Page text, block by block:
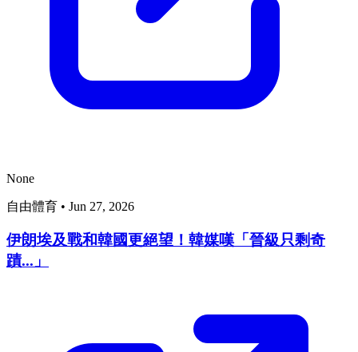
None
自由體育 • Jun 27, 2026
伊朗埃及戰和韓國更絕望！韓媒嘆「晉級只剩奇
蹟...」